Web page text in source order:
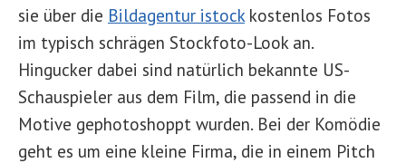
sie über die Bildagentur istockkostenlos Fotos
im typisch schrägen Stockfoto-Look an.
Hingucker dabei sind natürlich bekannte US-
Schauspieler aus dem Film, die passend in die
Motive gephotoshoppt wurden. Bei der Komödie
geht es um eine kleine Firma, die in einem Pitch